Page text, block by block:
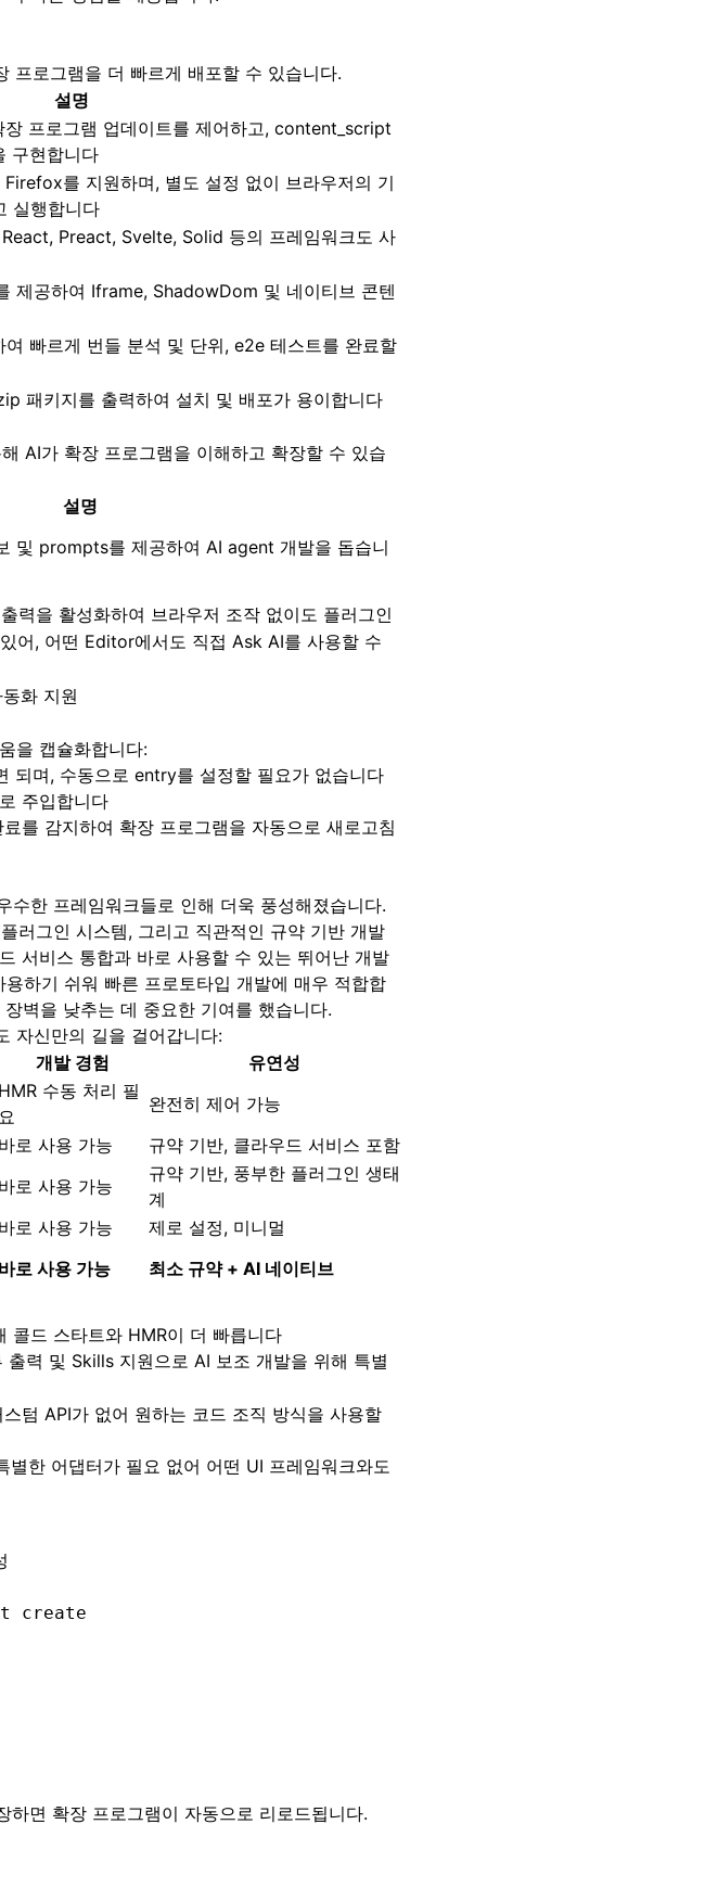
프로그램을 더 빠르게 배포할 수 있습니다.
설명
프로그램 업데이트를 제어하고, content_script
구현합니다
를 지원하며, 별도 설정 없이 브라우저의 기
실행합니다
Preact, Svelte, Solid 등의 프레임워크도 사
제공하여 Iframe, ShadowDom 및 네이티브 콘텐
빠르게 번들 분석 및 단위, e2e 테스트를 완료할
패키지를 출력하여 설치 및 배포가 용이합니다
AI가 확장 프로그램을 이해하고 확장할 수 있습
설명
및 prompts를 제공하여 AI agent 개발을 돕습니
력을 활성화하여 브라우저 조작 없이도 플러그인
어, 어떤 Editor에서도 직접 Ask AI를 사용할 수
화 지원
을 캡슐화합니다:
되며, 수동으로 entry를 설정할 필요가 없습니다
주입합니다
를 감지하여 확장 프로그램을 자동으로 새로고침
수한 프레임워크들로 인해 더욱 풍성해졌습니다.
러그인 시스템, 그리고 직관적인 규약 기반 개발
서비스 통합과 바로 사용할 수 있는 뛰어난 개발
용하기 쉬워 빠른 프로토타입 개발에 매우 적합합
벽을 낮추는 데 중요한 기여를 했습니다.
자신만의 길을 걸어갑니다:
개발 경험
유연성
HMR 수동 처리 필
요
완전히 제어 가능
바로 사용 가능
규약 기반, 클라우드 서비스 포함
바로 사용 가능
규약 기반, 풍부한 플러그인 생태
계
바로 사용 가능
제로 설정, 미니멀
바로 사용 가능
최소 규약 + AI 네이티브
드 스타트와 HMR이 더 빠릅니다
출력 및 Skills 지원으로 AI 보조 개발을 위해 특별
텀 API가 없어 원하는 코드 조직 방식을 사용할
한 어댑터가 필요 없어 어떤 UI 프레임워크와도
create
하면 확장 프로그램이 자동으로 리로드됩니다.